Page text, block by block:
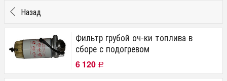
Назад
Фильтр грубой оч-ки топлива в
сборе с подогревом
6 120 Р